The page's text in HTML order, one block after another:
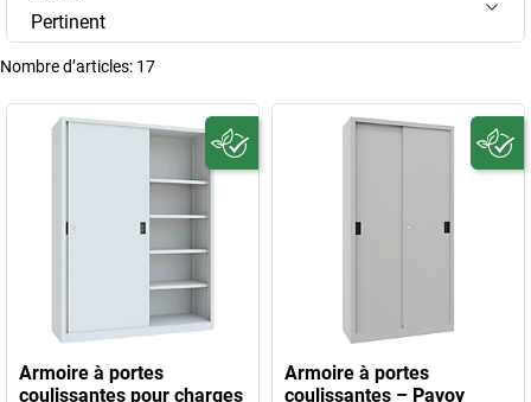
Pertinent
Nombre d’articles: 17
Armoire à portes
coulissantes pour charges
Armoire à portes
coulissantes – Pavoy